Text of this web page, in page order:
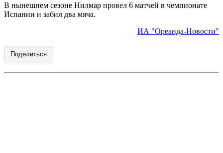
В нынешнем сезоне Нилмар провел 6 матчей в чемпионате
Испании и забил два мяча.
ИА "Ореанда-Новости"
Поделиться